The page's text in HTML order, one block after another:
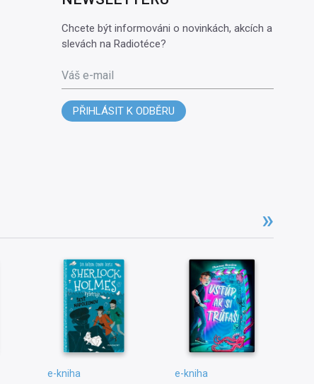
Chcete být informováni o novinkách, akcích a
slevách na Radiotéce?
Váš e-mail
PŘIHLÁSIT K ODBĚRU
e-kniha e-kniha